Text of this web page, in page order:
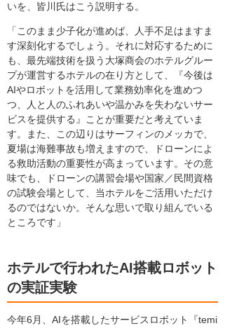
いを、皆川氏はこう説明する。
「このまま少子化が進めば、人手不足はますま
す深刻化するでしょう。それに対応するために
も、最先端技術を扱う大塚商会のホテルグルー
プが運営するホテルの在り方として、『今後は
AIやロボットを活用して業務効率化を進めつ
つ、人と人のふれあいや温かみを失わないサー
ビスを提供する』ことが重要だと考えていま
す。また、この辺りはサーフィンのメッカで、
夏場は海難事故も増えますので、ドローンによ
る救助活動の重要性が高まっています。その意
味でも、ドローンの講習会場や国家／民間資格
の試験会場として、当ホテルをご活用いただけ
るのではないか。そんな思いで取り組んでいる
ところです」
ホテルで行われたAI搭載ロボット
の実証実験
今年6月、AIを搭載したサービスロボット『temi